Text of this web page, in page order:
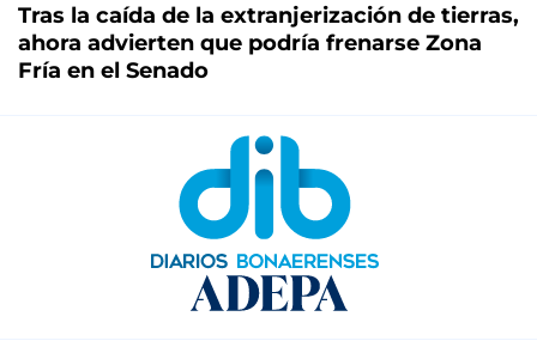
Tras la caída de la extranjerización de tierras,
ahora advierten que podría frenarse Zona
Fría en el Senado